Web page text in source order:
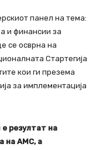
панел на тема:
и финансии за
се осврна на
Стартегија
кои ги презема
за имплементација
резултат на
на АМС, а